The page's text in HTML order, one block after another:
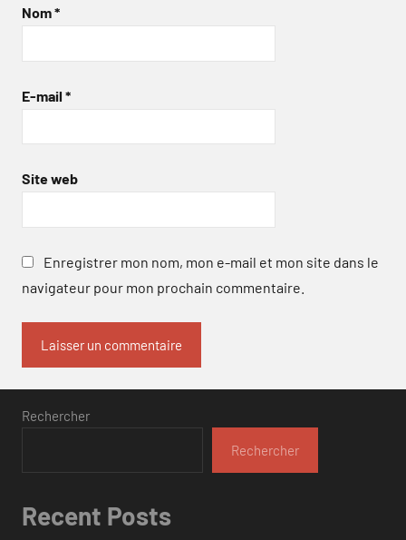
Nom*
E-mail *
Site web
Enregistrer mon nom, mon e-mail et mon site dans le
navigateur pour mon prochain commentaire.
Rechercher
Rechercher
Recent Posts